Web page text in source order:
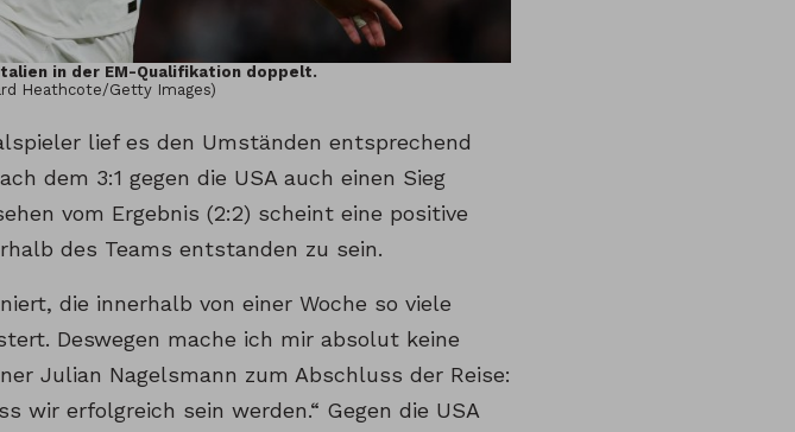
in der EM-Qualifikation doppelt.
Heathcote/Getty Images)
lief es den Umständen entsprechend
dem 3:1 gegen die USA auch einen Sieg
vom Ergebnis (2:2) scheint eine positive
des Teams entstanden zu sein.
die innerhalb von einer Woche so viele
Deswegen mache ich mir absolut keine
Julian Nagelsmann zum Abschluss der Reise:
wir erfolgreich sein werden.“ Gegen die USA